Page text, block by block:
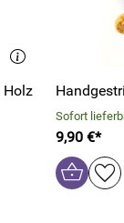
Holz
Sofort
9,90 €*